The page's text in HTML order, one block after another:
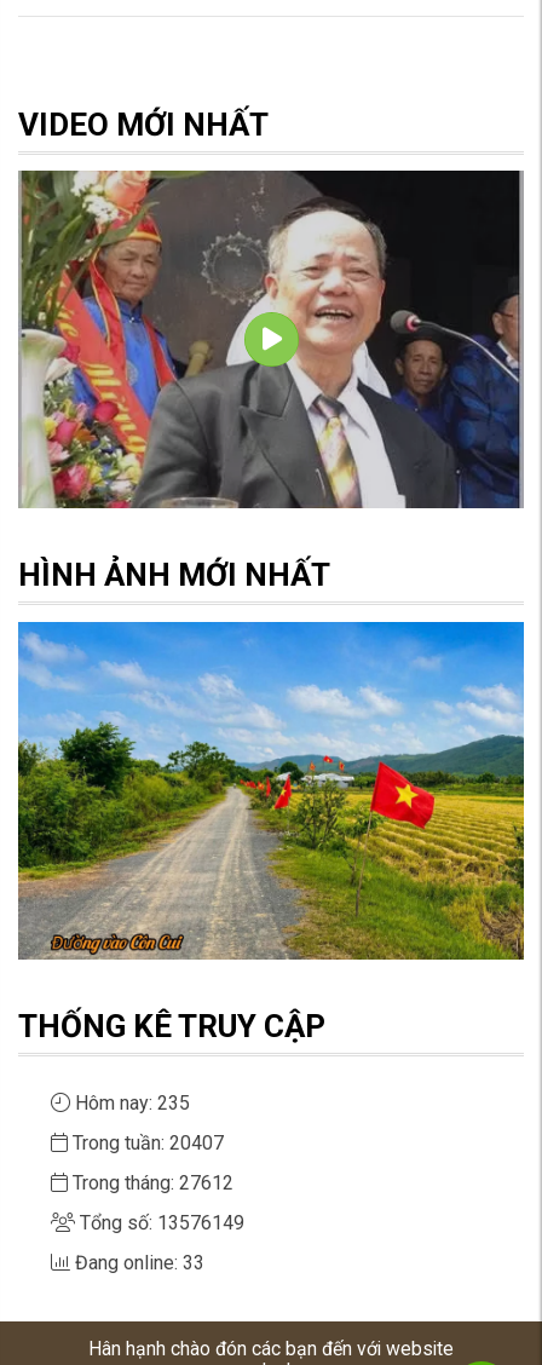
VIDEO MỚI NHẤT
HÌNH ẢNH MỚI NHẤT
THỐNG KÊ TRUY CẬP
Hôm nay: 235
Trong tuần: 20407
Trong tháng: 27612
Tổng số: 13576149
Đang online: 33
Hân hạnh chào đón các bạn đến với website